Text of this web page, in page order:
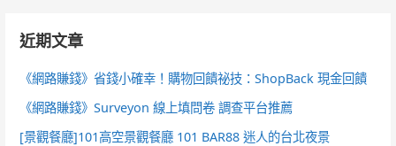
近期文章
《網路賺錢》省錢小確幸！購物回饋祕技：ShopBack 現金回饋
《網路賺錢》Surveyon 線上填問卷 調查平台推薦
[景觀餐廳]101高空景觀餐廳 101 BAR88 迷人的台北夜景